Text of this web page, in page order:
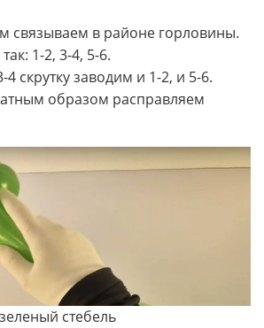
связываем в районе горловины.
1-2, 3-4, 5-6.
скрутку заводим и 1-2, и 5-6.
образом расправляем
стебель